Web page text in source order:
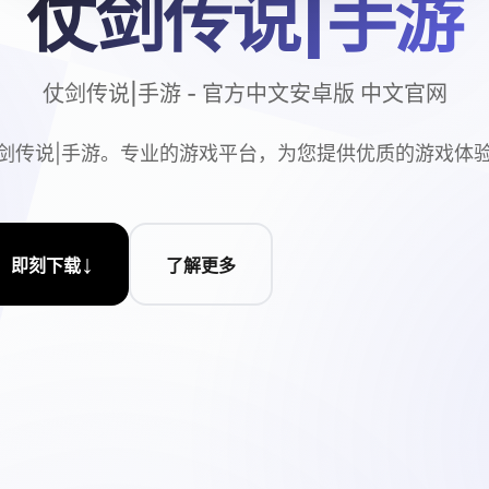
仗剑传说|手游
仗剑传说|手游 - 官方中文安卓版 中文官网
传说|手游。专业的游戏平台，为您提供优质的游戏体
即刻下载↓ 了解更多